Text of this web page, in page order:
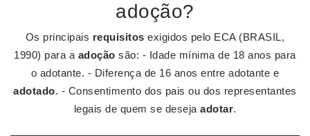
adoção?
Os principais requisitos exigidos pelo ECA (BRASIL,
1990) para a adoção são: - Idade mínima de 18 anos para
o adotante. - Diferença de 16 anos entre adotante e
adotado. - Consentimento dos pais ou dos representantes
legais de quem se deseja adotar.